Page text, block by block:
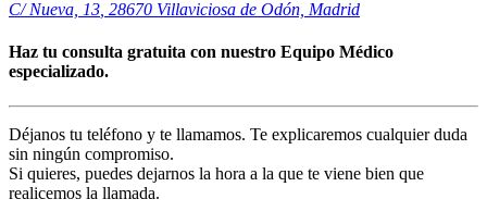
C/ Nueva, 13 28670 Villaviciosa de Odón, Madrid
Haz tu consulta gratuita con nuestro Equipo Médico
especializado.
Déjanos tu teléfono y te llamamos. Te explicaremos cualquier duda
sin ningún compromiso.
Si quieres, puedes dejarnos la hora a la que te viene bien que
realicemos la llamada.